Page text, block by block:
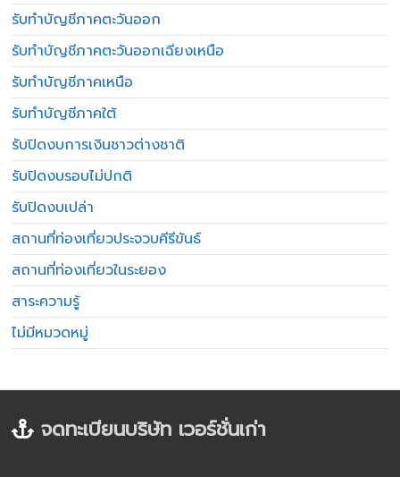
รับทำบัญชีภาคตะวันออก
รับทำบัญชีภาคตะวันออกเฉียงเหนือ
รับทำบัญชีภาคเหนือ
รับทำบัญชีภาคใต้
รับปิดงบการเงินชาวต่างชาติ
รับปิดงบรอบไม่ปกติ
รับปิดงบเปล่า
สถานที่ท่องเที่ยวประจวบคีรีขันธ์
สถานที่ท่องเที่ยวในระยอง
สาระความรู้
ไม่มีหมวดหมู่
จดทะเบียนบริษัท เวอร์ชั่นเก่า